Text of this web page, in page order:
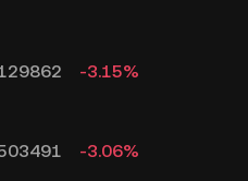
-3.15%
-3.06%